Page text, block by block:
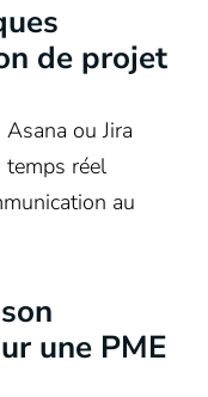
de projet
ou Jira
temps réel
au
une PME